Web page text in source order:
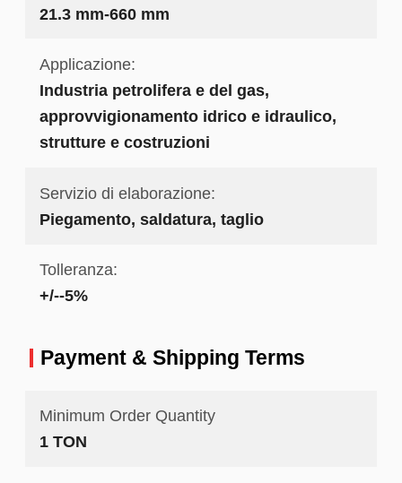
21.3 mm-660 mm
Applicazione:
Industria petrolifera e del gas,
approvvigionamento idrico e idraulico,
strutture e costruzioni
Servizio di elaborazione:
Piegamento, saldatura, taglio
Tolleranza:
+/--5%
Payment & Shipping Terms
Minimum Order Quantity
1 TON